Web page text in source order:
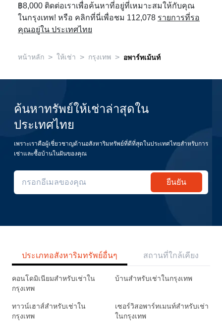
฿8,000 ติดต่อเราเพื่อค้นหาที่อยู่ที่เหมาะสมให้กับคุณ
ในกรุงเทพ! หรือ คลิกที่นี่เพื่อชม 112,078 รายการที่รอ
คุณอยู่ใน ประเทศไทย
หน้าหลัก > ให้เช่า > กรุงเทพ > อพาร์ทเม้นท์
ค้นหาทรัพย์ให้เช่าล่าสุดใน
ประเทศไทย
เพราะเราคือผู้เชี่ยวชาญด้านอสังหาริมทรัพย์ที่ดีที่สุดในประเทศไทยสำหรับการ
เช่าและซื้อบ้านในฝันของคุณ
ยืนยัน
ประเภทอสังหาริมทรัพย์อื่นๆ สถานที่ใกล้เคียง
คอนโดมิเนียมสำหรับเช่าใน
กรุงเทพ
บ้านสำหรับเช่าในกรุงเทพ
ทาวน์เฮาส์สำหรับเช่าใน
กรุงเทพ
เซอร์วิสอพาร์ทเมนท์สำหรับเช่า
ในกรุงเทพ